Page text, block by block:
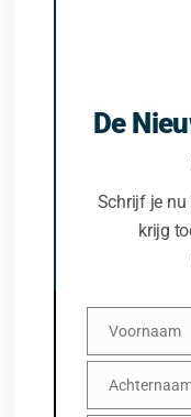
De
Schrijf je nu
krijg
Voornaam
Voornaam
Achternaam